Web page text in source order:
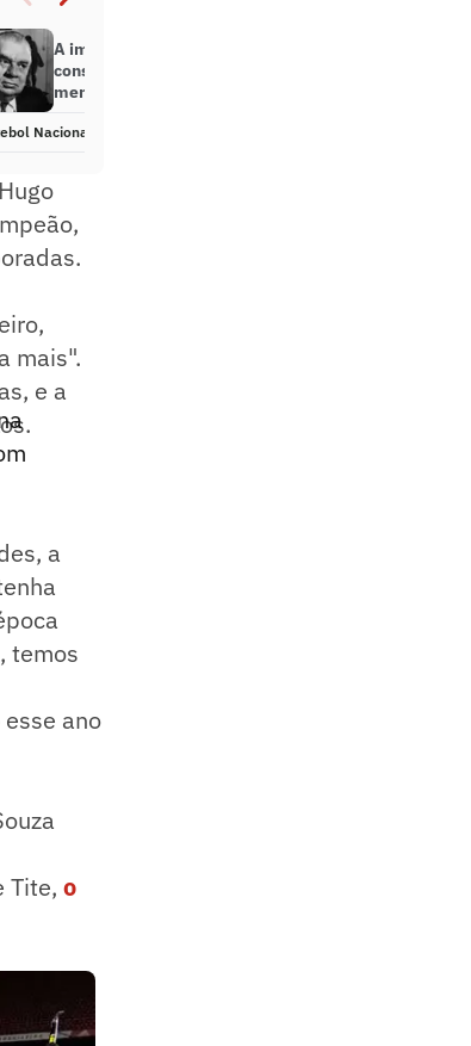
A importância de Mário Filho na
construção do Maracanã e da
memória do futebol brasileiro
Nacional
mais".
e a
a
temos
ano
Tite, o